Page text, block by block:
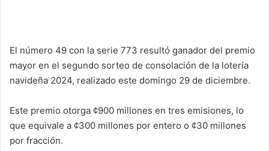
El número 49 con la serie 773 resultó ganador del premio
mayor en el segundo sorteo de consolación de la lotería
navideña 2024, realizado este domingo 29 de diciembre.
Este premio otorga ¢900 millones en tres emisiones, lo
que equivale a ¢300 millones por entero o ¢30 millones
por fracción.